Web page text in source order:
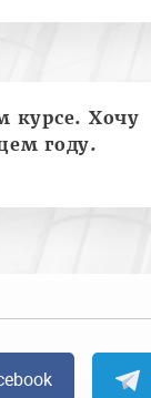
курсе. Хочу
году.